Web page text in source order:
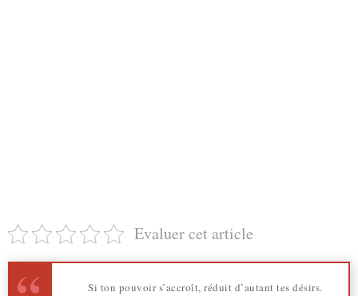
Evaluer cet article
Si ton pouvoir s’accroît, réduit d’autant tes désirs.